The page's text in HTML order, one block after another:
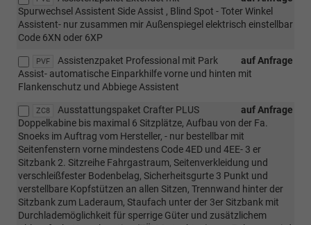
Spurwechsel Assistent Side Assist , Blind Spot - Toter Winkel
Assistent- nur zusammen mir Außenspiegel elektrisch einstellbar
Code 6XN oder 6XP
PVF auf Anfrage
Assistenzpaket Professional mit Park
Assist- automatische Einparkhilfe vorne und hinten mit
Flankenschutz und Abbiege Assistent
ZC8 auf Anfrage
Ausstattungspaket Crafter PLUS
Doppelkabine bis maximal 6 Sitzplätze, Aufbau von der Fa.
Snoeks im Auftrag vom Hersteller, - nur bestellbar mit
Seitenfenstern vorne mindestens Code 4ED und 4EE- 3 er
Sitzbank 2. Sitzreihe Fahrgastraum, Seitenverkleidung und
verschleißfester Bodenbelag, Sicherheitsgurte 3 Punkt und
verstellbare Kopfstützen an allen Sitzen, Trennwand hinter der
Sitzbank zum Laderaum, Staufach unter der 3er Sitzbank mit
Durchlademöglichkeit für sperrige Güter und zusätzlichem